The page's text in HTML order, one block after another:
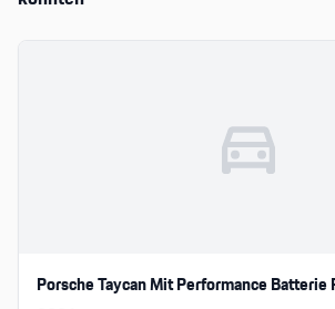
Porsche Taycan Mit Performance Batterie